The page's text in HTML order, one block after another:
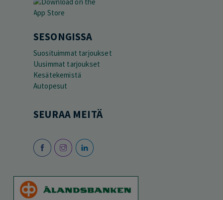
SESONGISSA
Suosituimmat tarjoukset
Uusimmat tarjoukset
Kesätekemistä
Autopesut
SEURAA MEITÄ